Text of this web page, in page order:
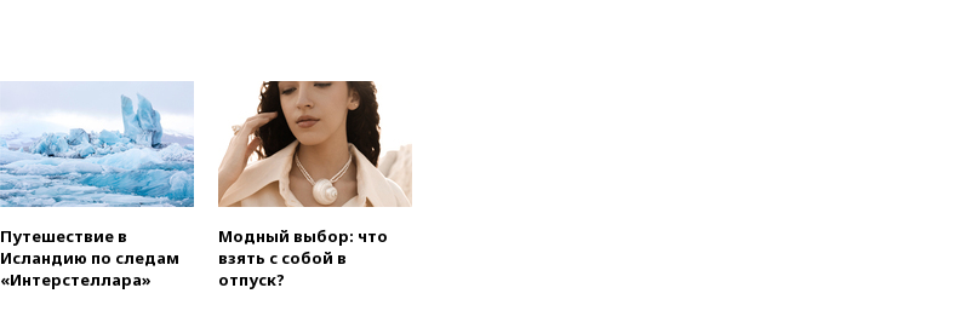
ЕС
вчера, 22:59На башню
ресторана «Армения» в
Москве вернут утраченную
скульптуру балерины
вчера, 22:45
Литовец
протаранил погранпункт при
попытке попасть в Россию
Путешествие в
Исландию по следам
«Интерстеллара»
Модный выбор: что
взять с собой в
отпуск?